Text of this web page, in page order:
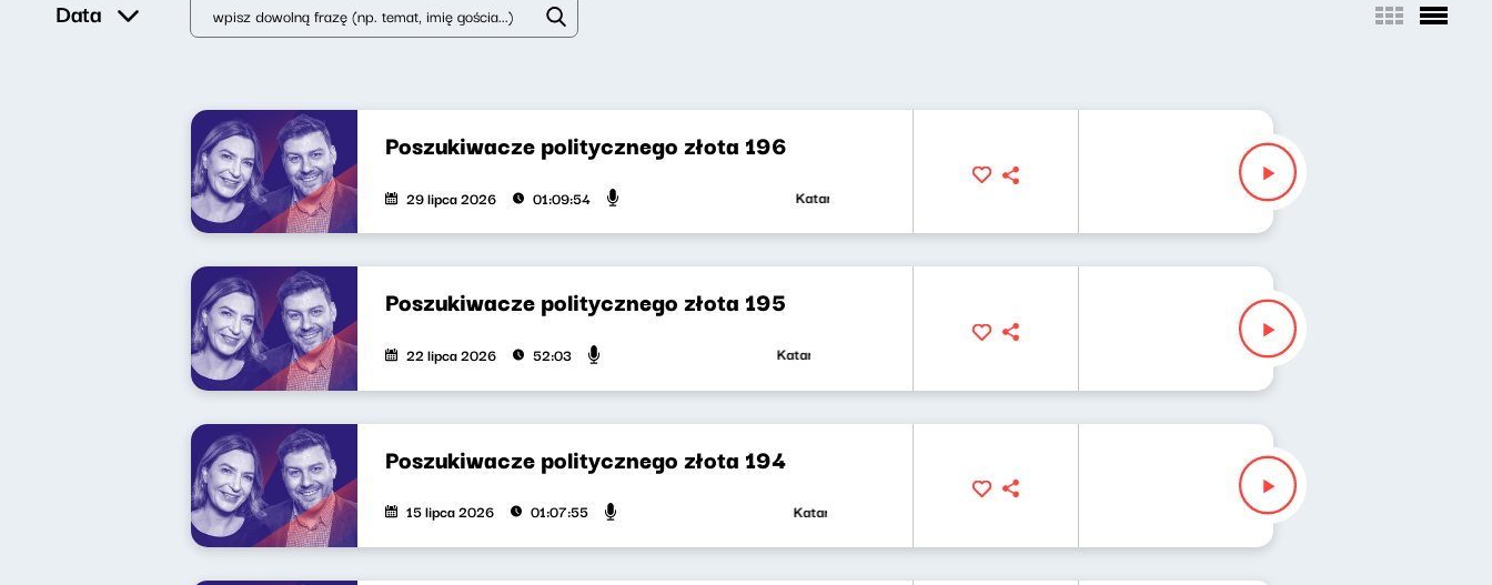
Data
Poszukiwacze politycznego złota 196
29 lipca 2026 01:09:54 Katarzyna Kasia, Klaudiusz Slezak
Poszukiwacze politycznego złota 195
22 lipca 2026 52:03 Katarzyna Kasia, Klaudiusz Slezak
Poszukiwacze politycznego złota 194
15 lipca 2026 01:07:55 Katarzyna Kasia, Klaudiusz Slezak